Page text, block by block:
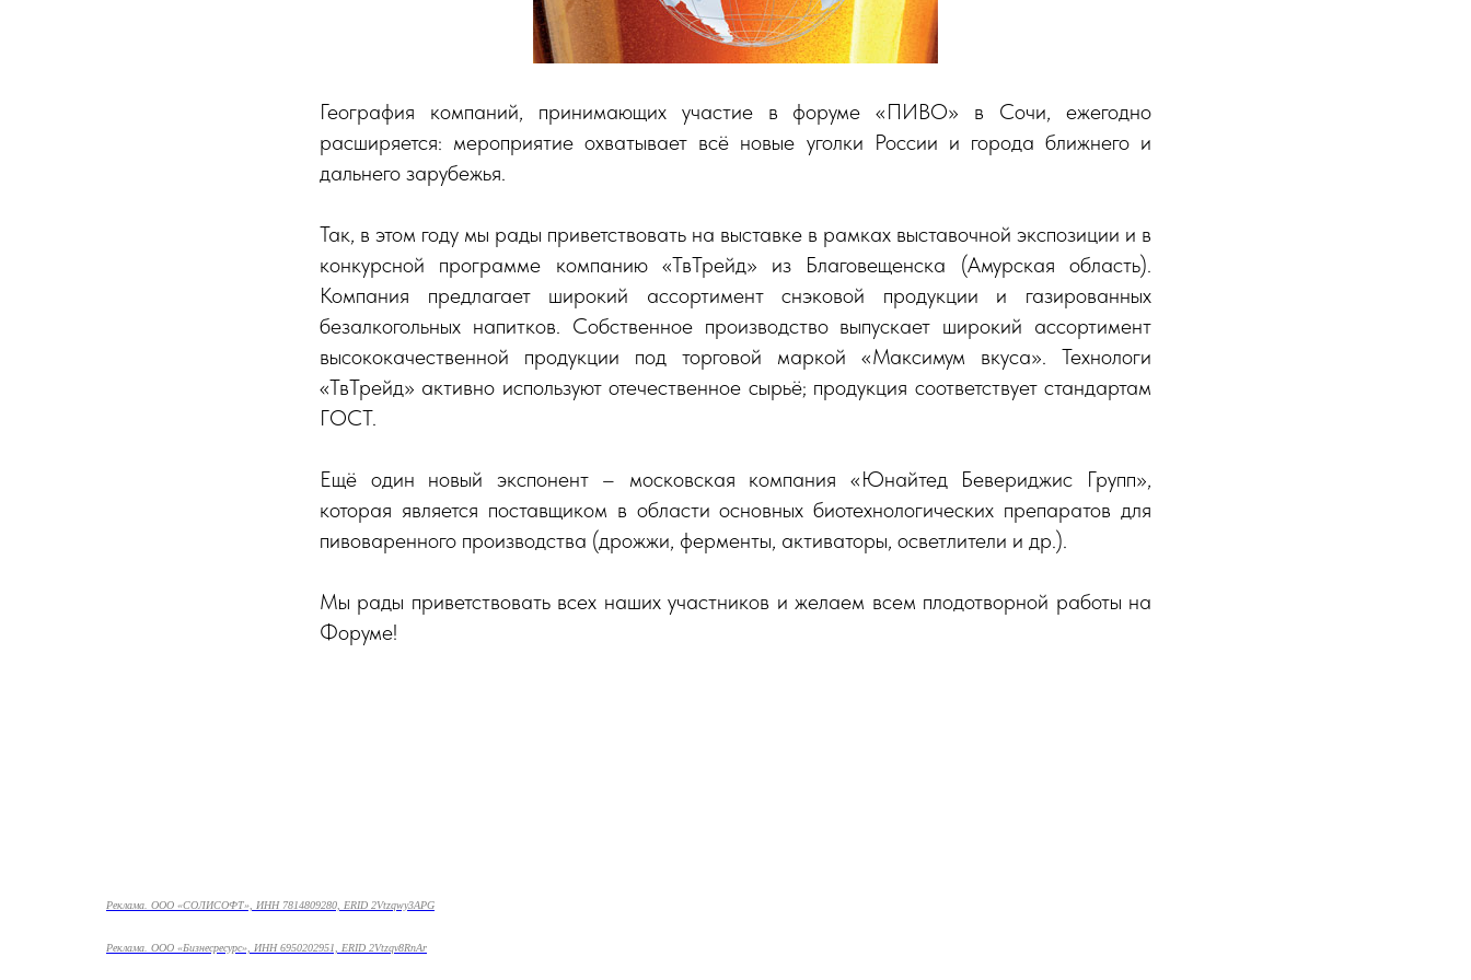
География компаний, принимающих участие в форуме «ПИВО» в Сочи, ежегодно
расширяется: мероприятие охватывает всё новые уголки России и города ближнего и
дальнего зарубежья.
Так, в этом году мы рады приветствовать на выставке в рамках выставочной экспозиции и в
конкурсной программе компанию «ТвТрейд» из Благовещенска (Амурская область).
Компания предлагает широкий ассортимент снэковой продукции и газированных
безалкогольных напитков. Собственное производство выпускает широкий ассортимент
высококачественной продукции под торговой маркой «Максимум вкуса». Технологи
«ТвТрейд» активно используют отечественное сырьё; продукция соответствует стандартам
ГОСТ.
Ещё один новый экспонент – московская компания «Юнайтед Бевериджис Групп»,
которая является поставщиком в области основных биотехнологических препаратов для
пивоваренного производства (дрожжи, ферменты, активаторы, осветлители и др.).
Мы рады приветствовать всех наших участников и желаем всем плодотворной работы на
Форуме!
Реклама. ООО «СОЛИСОФТ», ИНН 7814809280, ERID 2Vtzqwy3APG
Реклама. ООО «Бизнесресурс», ИНН 6950202951, ERID 2Vtzqv8RnAr